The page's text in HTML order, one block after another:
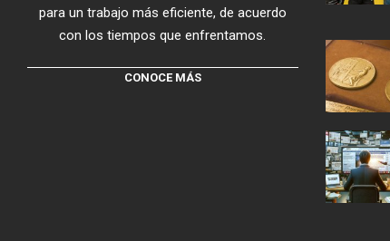
para un trabajo más eficiente, de acuerdo
con los tiempos que enfrentamos.
CONOCE MÁS